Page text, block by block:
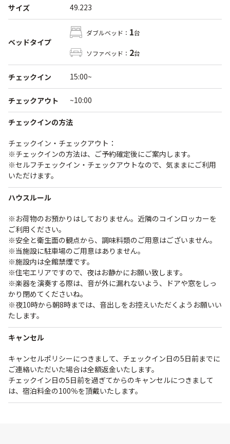
サイズ 49.223
ベッドタイプ
ダブルベッド： 1台
ソファベッド： 2台
チェックイン 15:00~
チェックアウト ~10:00
チェックインの方法
チェックイン・チェックアウト：
※チェックインの方法は、ご予約確定後にご案内します。
※セルフチェックイン・チェックアウトなので、気ままにご利用
いただけます。
ハウスルール
※お荷物のお預かりはしておりません。近隣のコインロッカーを
ご利用ください。
※安全と衛生面の観点から、調味料類のご用意はございません。
※当施設に駐車場のご用意はありません。
※施設内は全館禁煙です。
※住宅エリアですので、夜はお静かにお願い致します。
※楽器を演奏する際は、音が外に漏れないよう、ドアや窓をしっ
かり閉めてくださいね。
※夜10時から朝8時までは、音出しをお控えいただくようお願いい
たします。
キャンセル
キャンセルポリシーにつきまして、チェックイン日の5日前までに
ご連絡いただいた場合は全額返金いたします。
チェックイン日の5日前を過ぎてからのキャンセルにつきまして
は、宿泊料金の100％を頂戴いたします。